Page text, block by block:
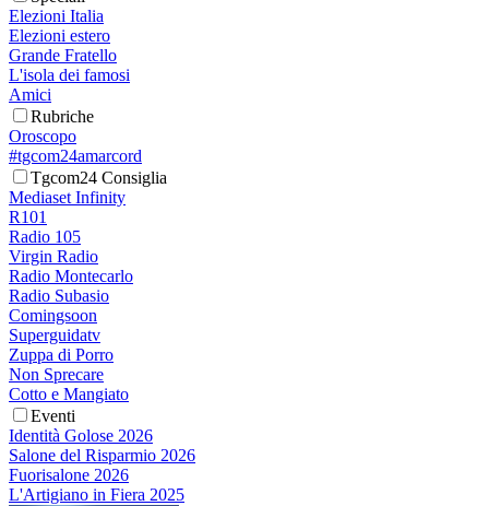
Elezioni Italia
Elezioni estero
Grande Fratello
L'isola dei famosi
Amici
Rubriche
Oroscopo
#tgcom24amarcord
Tgcom24 Consiglia
Mediaset Infinity
R101
Radio 105
Virgin Radio
Radio Montecarlo
Radio Subasio
Comingsoon
Superguidatv
Zuppa di Porro
Non Sprecare
Cotto e Mangiato
Eventi
Identità Golose 2026
Salone del Risparmio 2026
Fuorisalone 2026
L'Artigiano in Fiera 2025